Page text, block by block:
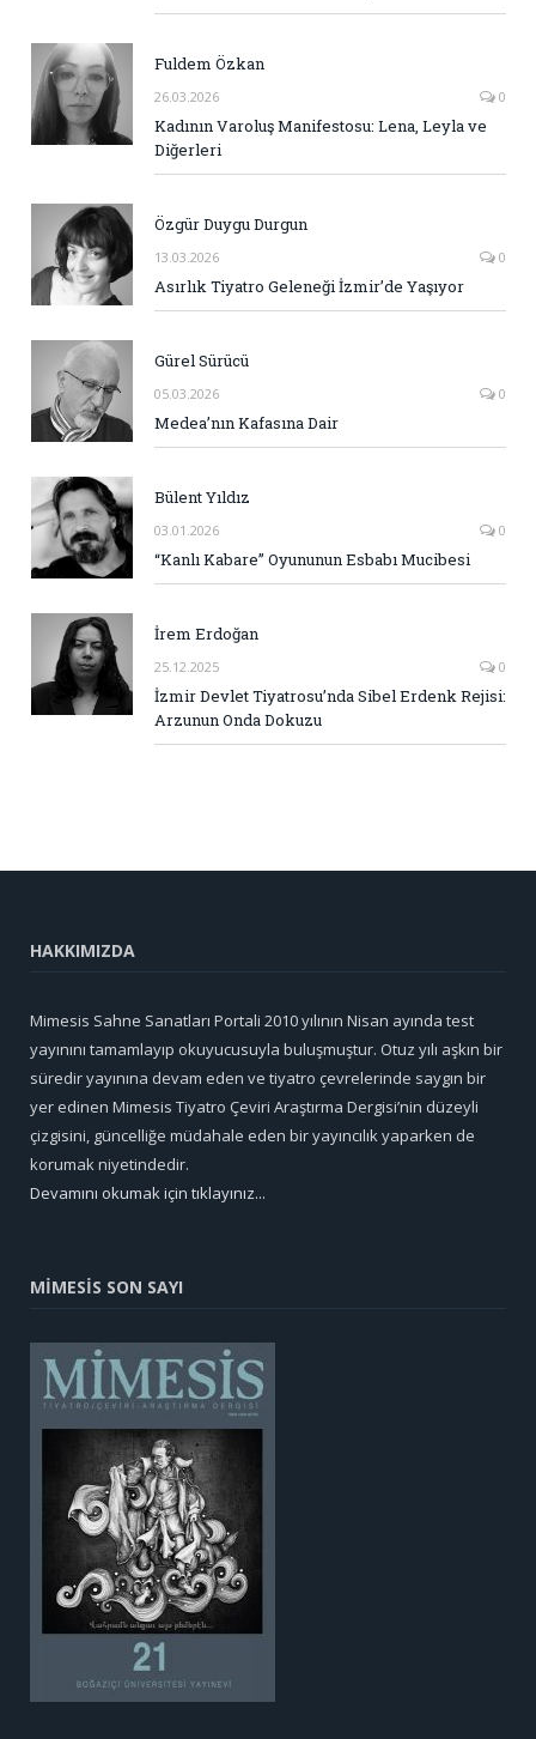
Fuldem Özkan
26.03.2026 0
Kadının Varoluş Manifestosu: Lena, Leyla ve
Diğerleri
Özgür Duygu Durgun
13.03.2026 0
Asırlık Tiyatro Geleneği İzmir’de Yaşıyor
Gürel Sürücü
05.03.2026 0
Medea’nın Kafasına Dair
Bülent Yıldız
03.01.2026 0
“Kanlı Kabare” Oyununun Esbabı Mucibesi
İrem Erdoğan
25.12.2025 0
İzmir Devlet Tiyatrosu’nda Sibel Erdenk Rejisi:
Arzunun Onda Dokuzu
HAKKIMIZDA
Mimesis Sahne Sanatları Portali 2010 yılının Nisan ayında test
yayınını tamamlayıp okuyucusuyla buluşmuştur. Otuz yılı aşkın bir
süredir yayınına devam eden ve tiyatro çevrelerinde saygın bir
yer edinen Mimesis Tiyatro Çeviri Araştırma Dergisi’nin düzeyli
çizgisini, güncelliğe müdahale eden bir yayıncılık yaparken de
korumak niyetindedir.
Devamını okumak için tıklayınız...
MİMESİS SON SAYI